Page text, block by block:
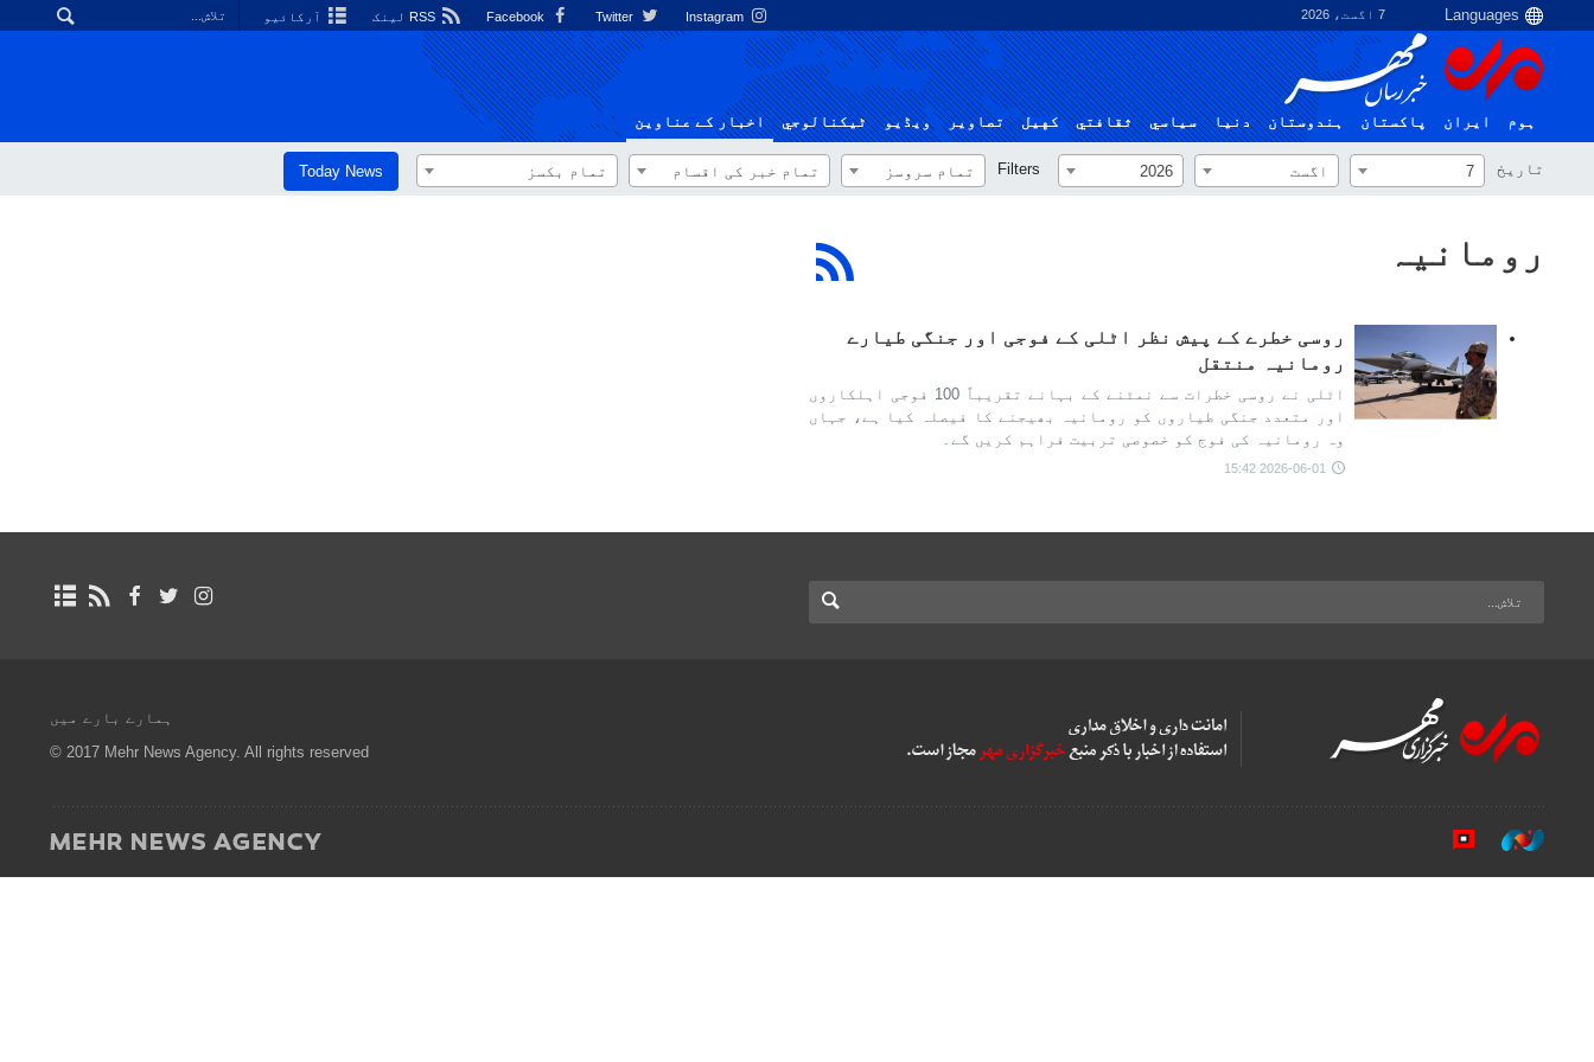
7 اگست، 2026 Instagram آرکائیو
ہوم ایران پاکستان ہندوستان دنیا سياسي ثقافتي کهيل تصاوير ویڈیو ٹيكنالوجي اخبار کے عناوین
تاریخ 7 اگست 2026
Filters تمام سروسز تمام خبر کی اقسام تمام بکسز Today News
رومانیہ
روسی خطرے کے پیش نظر اٹلی کے فوجی اور جنگی طیارے
رومانیہ منتقل
اٹلی نے روسی خطرات سے نمٹنے کے بہانے تقریباً 100 فوجی اہلکاروں
اور متعدد جنگی طیاروں کو رومانیہ بھیجنے کا فیصلہ کیا ہے، جہاں
وہ رومانیہ کی فوج کو خصوصی تربیت فراہم کریں گے۔
2026-06-01 15:42
ہمارے بارے میں
© 2017 Mehr News Agency. All rights reserved